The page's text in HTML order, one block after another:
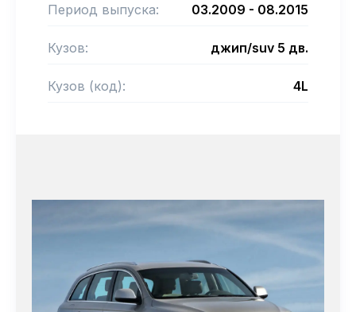
Период выпуска: 03.2009 - 08.2015
Кузов: джип/suv 5 дв.
Кузов (код): 4L